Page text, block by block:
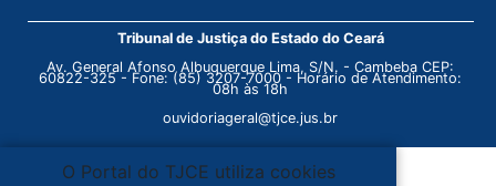
Tribunal de Justiça do Estado do Ceará
Av. General Afonso Albuquerque Lima, S/N. - Cambeba CEP:
60822-325 - Fone: (85) 3207-7000 - Horário de Atendimento:
08h às 18h
ouvidoriageral@tjce.jus.br
O Portal do TJCE utiliza cookies